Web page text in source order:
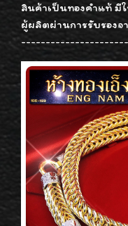
สินค้าเป็นทองคำแท้ มี
ผู้ผลิตผ่านการรับรองจ